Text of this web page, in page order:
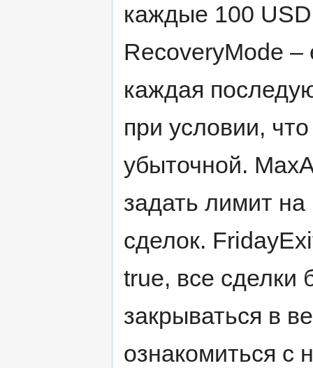
каждые 100
RecoveryMode –
каждая
при условии,
убыточной.
задать лимит
сделок.
true, все сделки
закрываться в
ознакомиться с